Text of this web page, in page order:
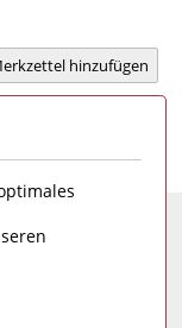
hinzufügen
1 >
Museums